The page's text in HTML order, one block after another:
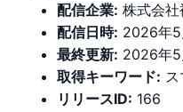
配信企業: 株式会
配信日時: 2026年5
最終更新: 2026年5
取得キーワード:
リリースID: 166